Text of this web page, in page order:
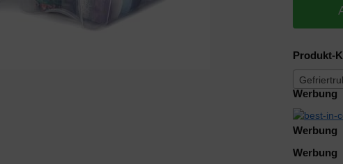
Produkt-
Werbung
Werbung
Werbung